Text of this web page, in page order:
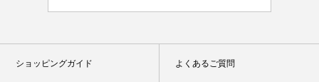
ショッピングガイド よくあるご質問